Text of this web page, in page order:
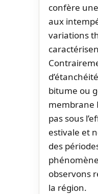
confère
aux
variations
bitume ou
membrane
pas sous
estivale et
des
observons
la région.